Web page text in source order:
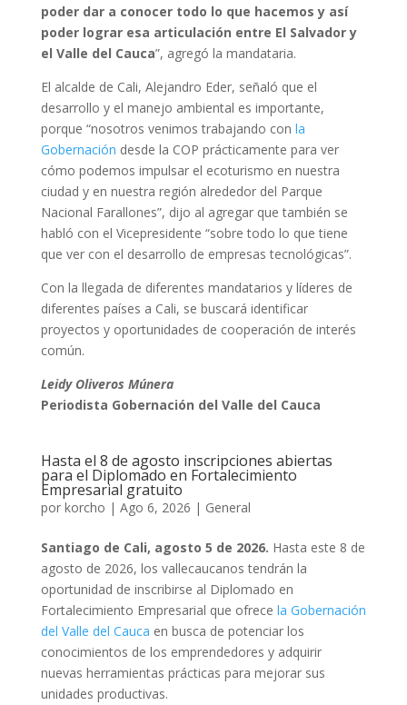
poder dar a conocer todo lo que hacemos y así
poder lograr esa articulación entre El Salvador y
el Valle del Cauca”, agregó la mandataria.
El alcalde de Cali, Alejandro Eder, señaló que el
desarrollo y el manejo ambiental es importante,
porque “nosotros venimos trabajando con la
Gobernación desde la COP prácticamente para ver
cómo podemos impulsar el ecoturismo en nuestra
ciudad y en nuestra región alrededor del Parque
Nacional Farallones”, dijo al agregar que también se
habló con el Vicepresidente “sobre todo lo que tiene
que ver con el desarrollo de empresas tecnológicas”.
Con la llegada de diferentes mandatarios y líderes de
diferentes países a Cali, se buscará identificar
proyectos y oportunidades de cooperación de interés
común.
Leidy Oliveros Múnera
Periodista Gobernación del Valle del Cauca
Hasta el 8 de agosto inscripciones abiertas
para el Diplomado en Fortalecimiento
Empresarial gratuito
por korcho | Ago 6, 2026 | General
Santiago de Cali, agosto 5 de 2026. Hasta este 8 de
agosto de 2026, los vallecaucanos tendrán la
oportunidad de inscribirse al Diplomado en
Fortalecimiento Empresarial que ofrece la Gobernación
del Valle del Cauca en busca de potenciar los
conocimientos de los emprendedores y adquirir
nuevas herramientas prácticas para mejorar sus
unidades productivas.